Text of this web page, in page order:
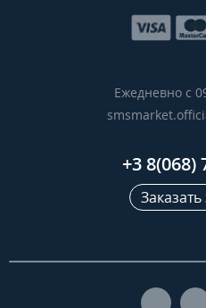
Ежедневно с
+3 8(068)